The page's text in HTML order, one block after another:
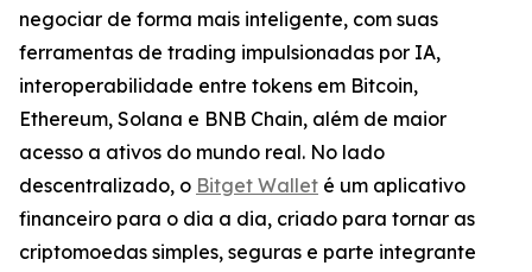
negociar de forma mais inteligente, com suas
ferramentas de trading impulsionadas por IA,
interoperabilidade entre tokens em Bitcoin,
Ethereum, Solana e BNB Chain, além de maior
acesso a ativos do mundo real. No lado
descentralizado, o Bitget Wallet é um aplicativo
financeiro para o dia a dia, criado para tornar as
criptomoedas simples, seguras e parte integrante